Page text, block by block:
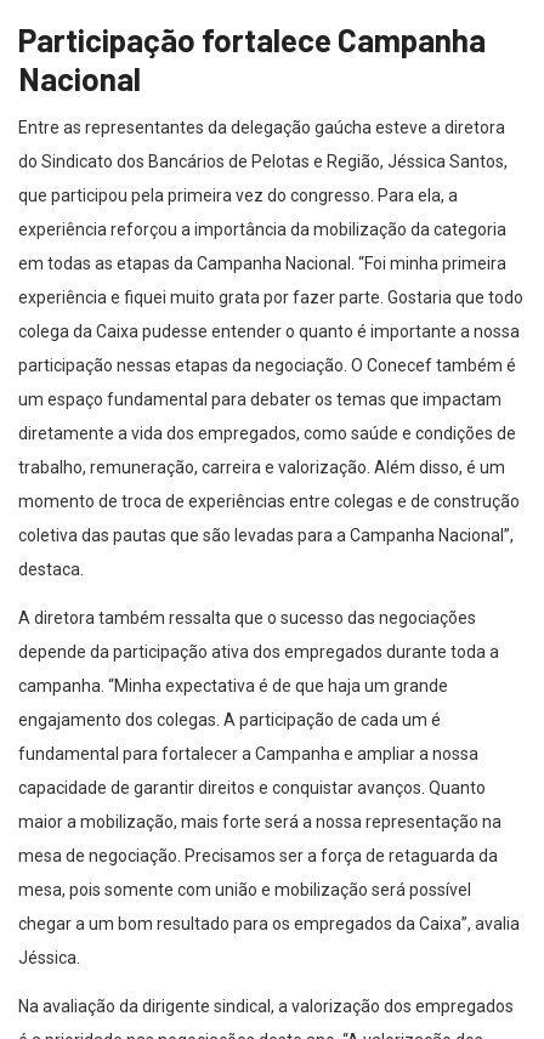
Participação fortalece Campanha
Nacional
Entre as representantes da delegação gaúcha esteve a diretora
do Sindicato dos Bancários de Pelotas e Região, Jéssica Santos,
que participou pela primeira vez do congresso. Para ela, a
experiência reforçou a importância da mobilização da categoria
em todas as etapas da Campanha Nacional. “Foi minha primeira
experiência e fiquei muito grata por fazer parte. Gostaria que todo
colega da Caixa pudesse entender o quanto é importante a nossa
participação nessas etapas da negociação. O Conecef também é
um espaço fundamental para debater os temas que impactam
diretamente a vida dos empregados, como saúde e condições de
trabalho, remuneração, carreira e valorização. Além disso, é um
momento de troca de experiências entre colegas e de construção
coletiva das pautas que são levadas para a Campanha Nacional”,
destaca.
A diretora também ressalta que o sucesso das negociações
depende da participação ativa dos empregados durante toda a
campanha. “Minha expectativa é de que haja um grande
engajamento dos colegas. A participação de cada um é
fundamental para fortalecer a Campanha e ampliar a nossa
capacidade de garantir direitos e conquistar avanços. Quanto
maior a mobilização, mais forte será a nossa representação na
mesa de negociação. Precisamos ser a força de retaguarda da
mesa, pois somente com união e mobilização será possível
chegar a um bom resultado para os empregados da Caixa”, avalia
Jéssica.
Na avaliação da dirigente sindical, a valorização dos empregados